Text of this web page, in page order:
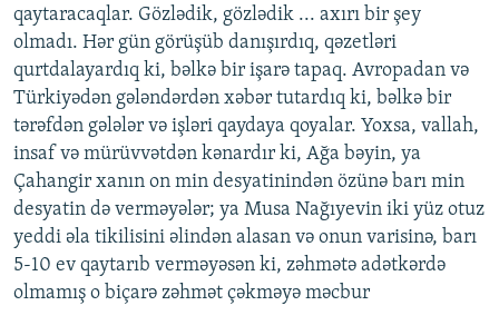
qaytaracaqlar. Gözlәdik, gözlәdik ... axırı bir şey
olmadı. Hәr gün görüşüb danışırdıq, qәzetlәri
qurtdalayardıq ki, bәlkә bir işarә tapaq. Avropadan vә
Türkiyәdәn gәlәndәrdәn xәbәr tutardıq ki, bәlkә bir
tәrәfdәn gәlәlәr vә işlәri qaydaya qoyalar. Yoxsa, vallah,
insaf vә mürüvvәtdәn kәnardır ki, Ağa bәyin, ya
Çahangir xanın on min desyatinindәn özünә barı min
desyatin dә vermәyәlәr; ya Musa Nağıyevin iki yüz otuz
yeddi әla tikilisini әlindәn alasan vә onun varisinә, barı
5-10 ev qaytarıb vermәyәsәn ki, zәhmәtә adәtkәrdә
olmamış o biçarә zәhmәt çәkmәyә mәcbur